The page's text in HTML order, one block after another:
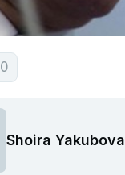
0
Shoira Yakubova